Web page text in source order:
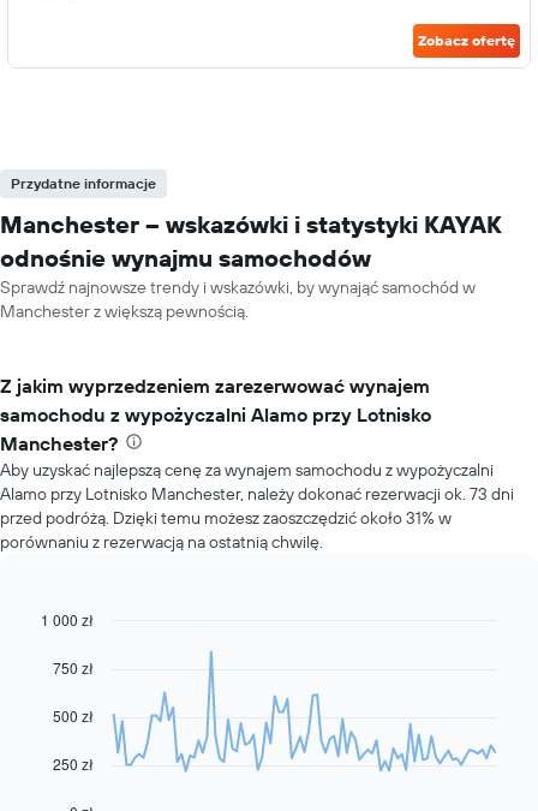
Zobacz ofertę
Przydatne informacje
Manchester – wskazówki i statystyki KAYAK
odnośnie wynajmu samochodów
Sprawdź najnowsze trendy i wskazówki, by wynająć samochód w
Manchester z większą pewnością.
Z jakim wyprzedzeniem zarezerwować wynajem
samochodu z wypożyczalni Alamo przy Lotnisko
Manchester?
Aby uzyskać najlepszą cenę za wynajem samochodu z wypożyczalni
Alamo przy Lotnisko Manchester, należy dokonać rezerwacji ok. 73 dni
przed podróżą. Dzięki temu możesz zaoszczędzić około 31% w
porównaniu z rezerwacją na ostatnią chwilę.
Line
points.
Następujący
Chart
250 zł
500 zł
750 zł
1 000 zł